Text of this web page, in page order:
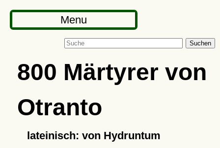
Menu
Suchen
800 Märtyrer von
Otranto
lateinisch: von Hydruntum